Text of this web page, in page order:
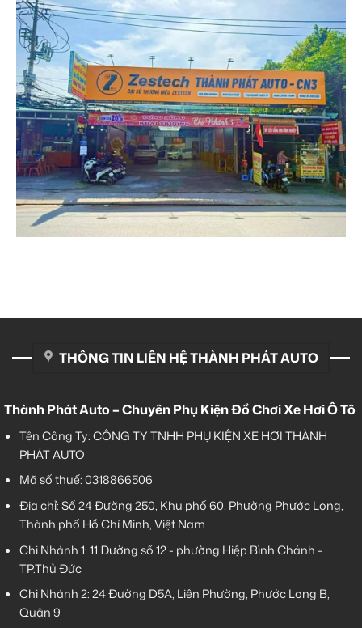
THÔNG TIN LIÊN HỆ THÀNH PHÁT AUTO
Thành Phát Auto – Chuyên Phụ Kiện Đồ Chơi Xe Hơi Ô Tô
Tên Công Ty: CÔNG TY TNHH PHỤ KIỆN XE HƠI THÀNH
PHÁT AUTO
Mã số thuế: 0318866506
Địa chỉ: Số 24 Đường 250, Khu phố 60, Phường Phước Long,
Thành phố Hồ Chí Minh, Việt Nam
Chi Nhánh 1:11 Đường số 12 - phường Hiệp Bình Chánh -
TP.Thủ Đức
Chi Nhánh 2:24 Đường D5A, Liên Phường, Phước Long B,
Quận 9